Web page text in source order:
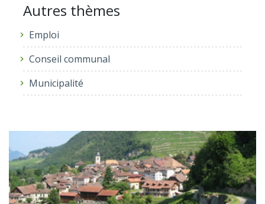
Autres thèmes
Emploi
Conseil communal
Municipalité